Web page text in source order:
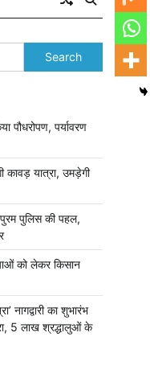
Search
पौधरोपण, पर्यावरण
कावड़ यात्रा, उमड़ेगी
पुलिस की पहल,
को लेकर किसान
नागद्वारी का शुभारंभ
5 लाख श्रद्धालुओं के